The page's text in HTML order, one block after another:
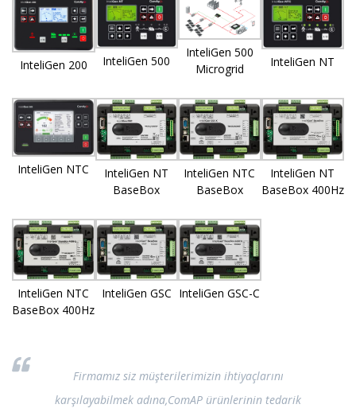
InteliGen 200 InteliGen 500
InteliGen 500
Microgrid
InteliGen NT
InteliGen NTC
InteliGen NT
BaseBox
InteliGen NTC
BaseBox
InteliGen NT
BaseBox 400Hz
InteliGen NTC
BaseBox 400Hz
InteliGen GSC InteliGen GSC-C
Firmamız siz müşterilerimizin ihtiyaçlarını
karşılayabilmek adına,ComAP ürünlerinin tedarik